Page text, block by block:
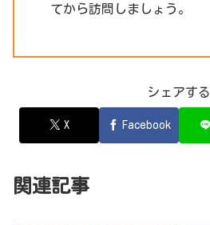
てから訪問しましょう。
シェアする
X Facebook
関連記事